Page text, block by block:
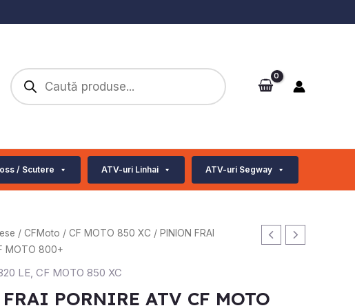
Products
search
/ Scutere ATV-uri Linhai ATV-uri Segway
/ CFMoto / CF MOTO 850 XC / PINION FRAI
MOTO 800+
LE, CF MOTO 850 XC
PORNIRE ATV CF MOTO